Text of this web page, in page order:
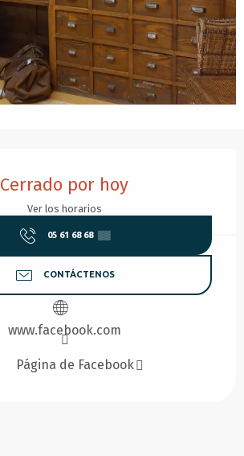
Cerrado por hoy
Ver los horarios
05 61 68 68 ▒▒
CONTÁCTENOS
www.facebook.com
Página de Facebook